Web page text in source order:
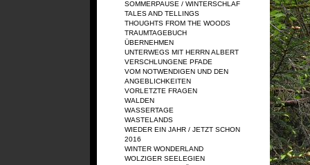
SOMMERPAUSE / WINTERSCHLAF
TALES AND TELLINGS
THOUGHTS FROM THE WOODS
TRAUMTAGEBUCH
ÜBERNEHMEN
UNTERWEGS MIT HERRN ALBERT
VERSCHLUNGENE PFADE
VOM NOTWENDIGEN UND DEN
ANGEBLICHKEITEN
VORLETZTE FRAGEN
WALDEN
WASSERTAGE
WASTELANDS
WIEDER EIN JAHR / JETZT SCHON
2016
WINTER WONDERLAND
WOLZIGER SEELEGIEN